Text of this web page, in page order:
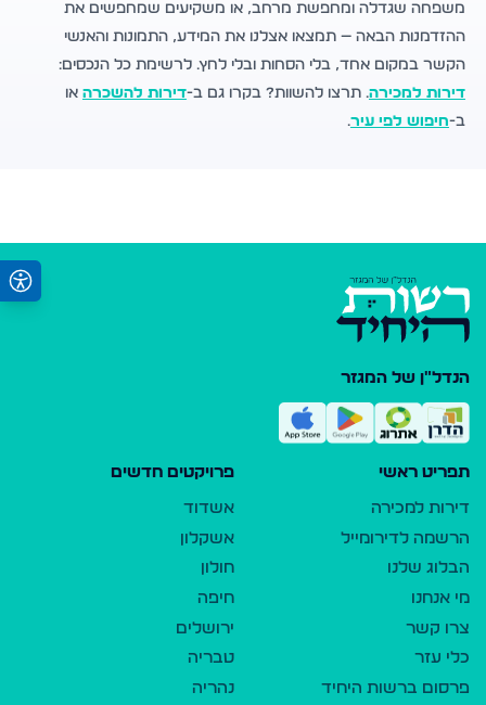
משפחה שגדלה ומחפשת מרחב, או משקיעים שמחפשים את
ההזדמנות הבאה — תמצאו אצלנו את המידע, התמונות והאנשי
הקשר במקום אחד, בלי הסחות ובלי לחץ. לרשימת כל הנכסים:
דירות למכירה. תרצו להשוות? בקרו גם ב-דירות להשכרה או
ב-חיפוש לפי עיר.
הנדל"ן של המגזר
תפריט ראשי
דירות למכירה
הרשמה לדירומייל
הבלוג שלנו
מי אנחנו
צרו קשר
כלי עזר
פרסום ברשות היחיד
פרויקטים חדשים
אשדוד
אשקלון
חולון
חיפה
ירושלים
טבריה
נהריה